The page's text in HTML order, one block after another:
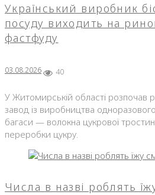
Український виробник
посуду виходить на
фастфуду
03.08.2026 40
У Житомирській області розпочав
завод із виробництва
багаси — волокна цукрової
переробки цукру.
Числа в назві роблять